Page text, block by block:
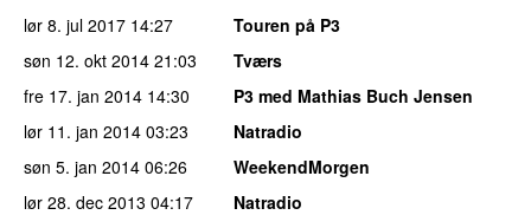
lør 8. jul 2017 14:27
Touren på P3
søn 12. okt 2014 21:03
Tværs
fre 17. jan 2014 14:30
P3 med Mathias Buch Jensen
lør 11. jan 2014 03:23
Natradio
søn 5. jan 2014 06:26
WeekendMorgen
lør 28. dec 2013 04:17
Natradio